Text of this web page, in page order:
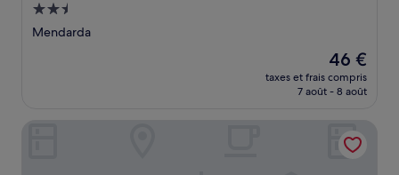
Hébergement
2.5 étoiles
Mendarda
Le
nouveau
prix
de
46 €
46 €
taxes et frais compris
7 août - 8 août